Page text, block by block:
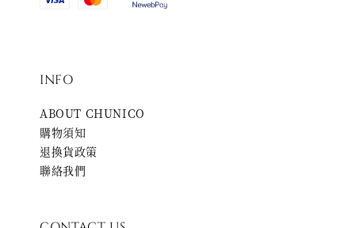
INFO
ABOUT CHUNICO
購物須知
退換貨政策
聯絡我們